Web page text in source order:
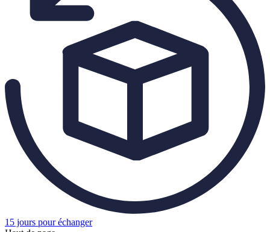
15 jours pour échanger